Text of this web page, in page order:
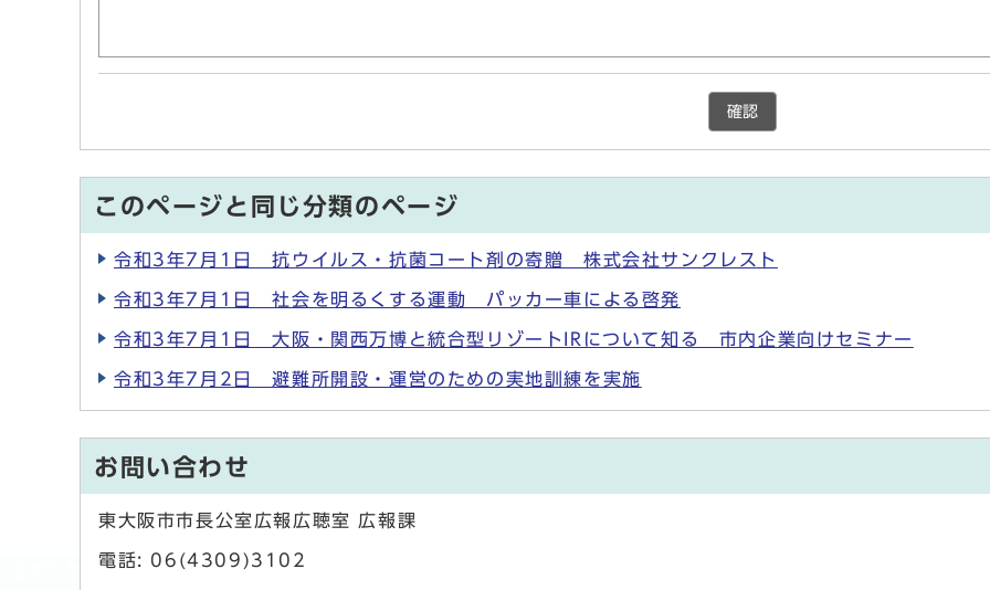
確認
このページと同じ分類のページ
令和3年7月1日 抗ウイルス・抗菌コート剤の寄贈 株式会社サンクレスト
令和3年7月1日 社会を明るくする運動 パッカー車による啓発
令和3年7月1日 大阪・関西万博と統合型リゾートIRについて知る 市内企業向けセミナー
令和3年7月2日 避難所開設・運営のための実地訓練を実施
お問い合わせ
東大阪市市長公室広報広聴室 広報課
電話: 06(4309)3102